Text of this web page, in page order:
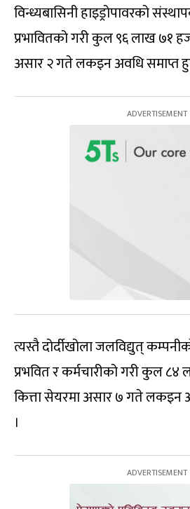
विन्ध्यबासिनी हाइड्रोपावरको
प्रभावितको गरी कुल ९६ लाख ७१
असार २ गते लकइन अवधि समाप्त
त्यस्तै दोर्दीखोला जलविद्युत्
प्रभवित र कर्मचारीको गरी कुल ८४
कित्ता सेयरमा असार ७ गते
।